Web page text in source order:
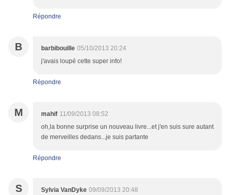
Répondre
B barbibouille 05/10/2013 20:24
j'avais loupé cette super info!
Répondre
M mahif 11/09/2013 08:52
oh,la bonne surprise un nouveau livre...et j'en suis sure autant
de merveilles dedans...je suis partante
Répondre
S Sylvia VanDyke 09/09/2013 20:48